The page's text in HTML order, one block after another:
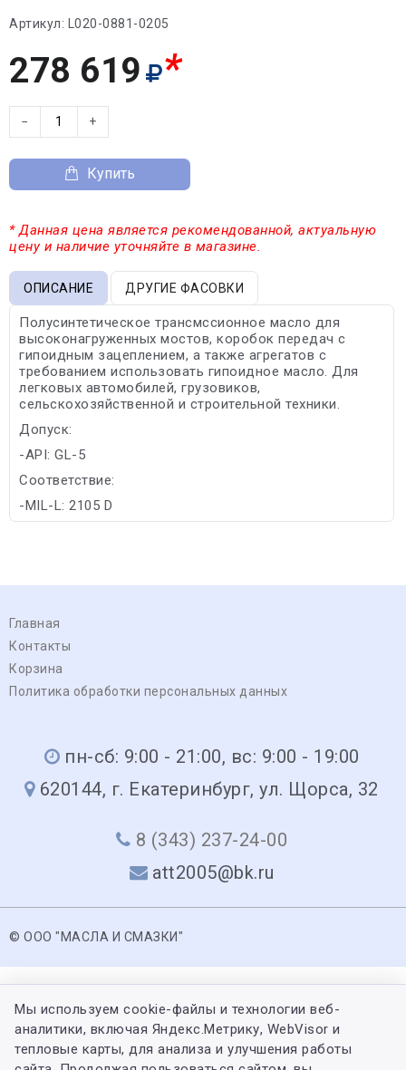
Артикул: L020-0881-0205
278 619 *
− +
Купить
* Данная цена является рекомендованной, актуальную
цену и наличие уточняйте в магазине.
ОПИСАНИЕ ДРУГИЕ ФАСОВКИ
Полусинтетическое трансмссионное масло для
высоконагруженных мостов, коробок передач с
гипоидным зацеплением, а также агрегатов с
требованием использовать гипоидное масло. Для
легковых автомобилей, грузовиков,
сельскохозяйственной и строительной техники.
Допуск:
-API: GL-5
Соответствие:
-MIL-L: 2105 D
Главная
Контакты
Корзина
Политика обработки персональных данных
пн-сб: 9:00 - 21:00, вс: 9:00 - 19:00
620144, г. Екатеринбург, ул. Щорса, 32
8 (343) 237-24-00
att2005@bk.ru
© ООО "МАСЛА И СМАЗКИ"
Мы используем cookie-файлы и технологии веб-
аналитики, включая Яндекс.Метрику, WebVisor и
тепловые карты, для анализа и улучшения работы